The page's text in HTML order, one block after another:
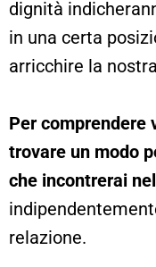
dignità
in una certa
arricchire la
Per comprendere
trovare un modo
che incontrerai
relazione.